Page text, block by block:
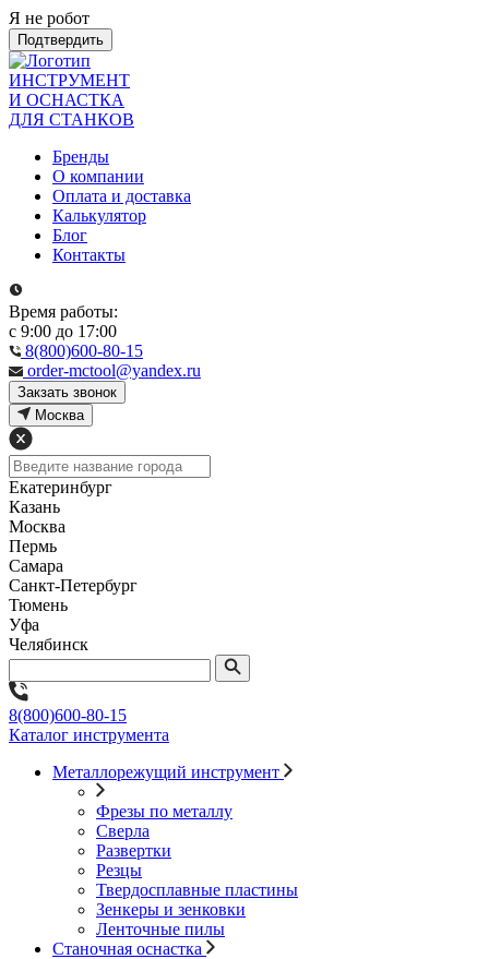
Я не робот
Подтвердить
ИНСТРУМЕНТ
И ОСНАСТКА
ДЛЯ СТАНКОВ
Бренды
О компании
Оплата и доставка
Калькулятор
Блог
Контакты
Время работы:
с 9:00 до 17:00
8(800)600-80-15
order-mctool@yandex.ru
Закзать звонок
Москва
Екатеринбург
Казань
Москва
Пермь
Самара
Санкт-Петербург
Тюмень
Уфа
Челябинск
8(800)600-80-15
Каталог инструмента
Металлорежущий инструмент
Фрезы по металлу
Сверла
Развертки
Резцы
Твердосплавные пластины
Зенкеры и зенковки
Ленточные пилы
Станочная оснастка